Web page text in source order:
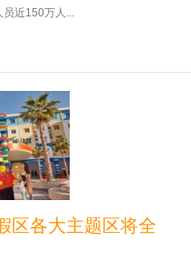
近150万人...
区各大主题区将全